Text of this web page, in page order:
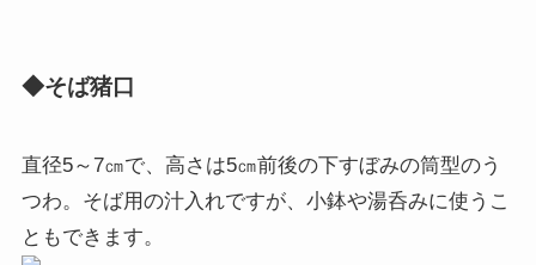
◆そば猪口
直径5～7㎝で、高さは5㎝前後の下すぼみの筒型のう
つわ。そば用の汁入れですが、小鉢や湯呑みに使うこ
ともできます。